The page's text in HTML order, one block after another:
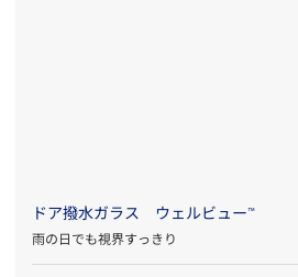
ドア撥水ガラス ウェルビュー™
雨の日でも視界すっきり